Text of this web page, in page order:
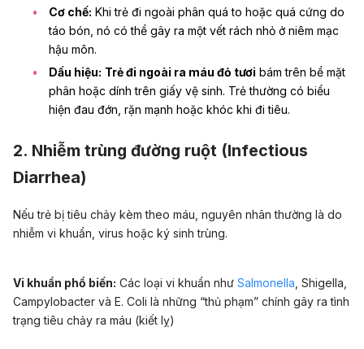
Cơ chế: Khi trẻ đi ngoài phân quá to hoặc quá cứng do
táo bón, nó có thể gây ra một vết rách nhỏ ở niêm mạc
hậu môn.
Dấu hiệu: Trẻ đi ngoài ra máu đỏ tươi bám trên bề mặt
phân hoặc dính trên giấy vệ sinh. Trẻ thường có biểu
hiện đau đớn, rặn mạnh hoặc khóc khi đi tiêu.
2. Nhiễm trùng đường ruột (Infectious
Diarrhea)
Nếu trẻ bị tiêu chảy kèm theo máu, nguyên nhân thường là do
nhiễm vi khuẩn, virus hoặc ký sinh trùng.
Vi khuẩn phổ biến: Các loại vi khuẩn như Salmonella Shigella
Campylobacter và E. Coli là những “thủ phạm” chính gây ra tình
trạng tiêu chảy ra máu (kiết lỵ)